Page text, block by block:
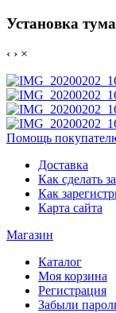
Установка
‹ › ×
Помощь
Доставка
Как сделать
Как
Карта сайта
Магазин
Каталог
Моя корзина
Регистрация
Забыли